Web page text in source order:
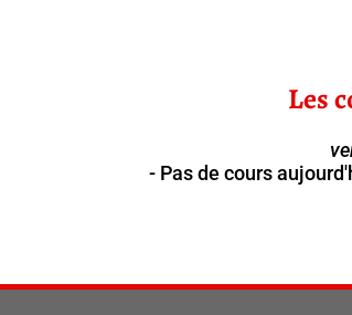
Les
- Pas de cours